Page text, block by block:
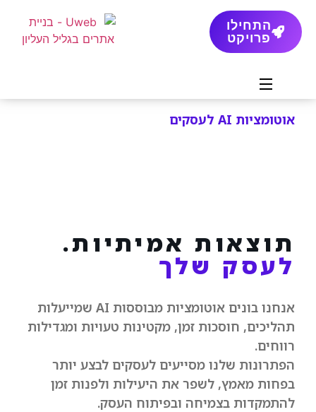
התחילו
פרויקט
אוטומציות AI לעסקים
תוצאות אמיתיות.
לעסק שלך
אנחנו בונים אוטומציות מבוססות AI שמייעלות
תהליכים, חוסכות זמן, מקטינות טעויות ומגדילות
רווחים.
הפתרונות שלנו מסייעים לעסקים לבצע יותר
בפחות מאמץ, לשפר את היעילות ולפנות זמן
להתמקדות בצמיחה ובפיתוח העסק.